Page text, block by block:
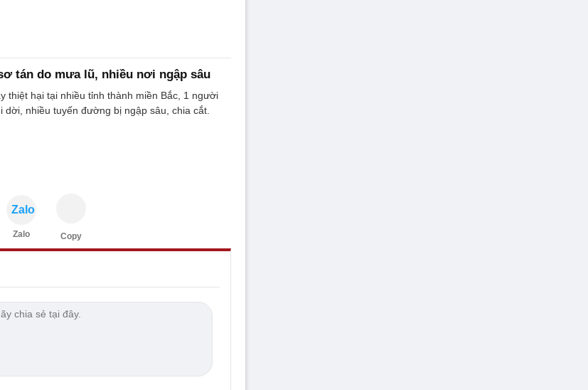
tán do mưa lũ, nhiều nơi ngập sâu
thiệt hại tại nhiều tỉnh thành miền Bắc, 1 người
dời, nhiều tuyến đường bị ngập sâu, chia cắt.
Zalo
Zalo Copy